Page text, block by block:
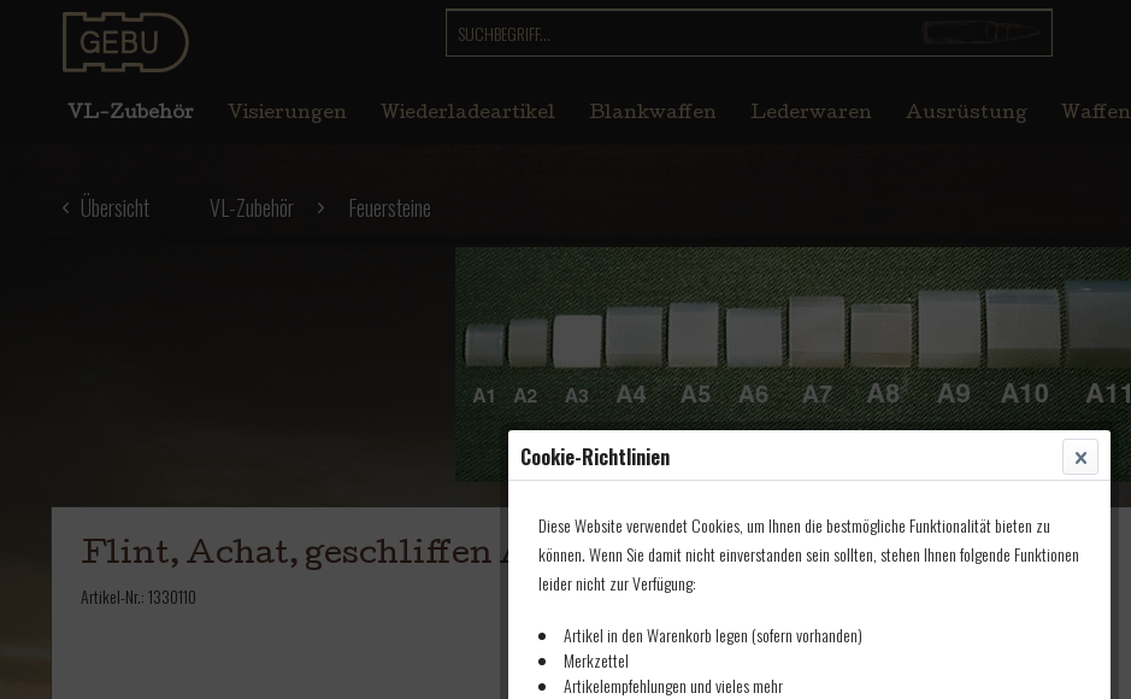
VL-Zubehör Visierungen Wiederladeartikel Blankwaffen Lederwaren Ausrüstung Waffen
Übersicht VL-Zubehör Feuersteine
Flint, Achat, geschliffen A11 24x30x5,0
Artikel-Nr.:1330110
Cookie-Richtlinien
Diese Website verwendet Cookies, um Ihnen die bestmögliche Funktionalität bieten zu
können. Wenn Sie damit nicht einverstanden sein sollten, stehen Ihnen folgende Funktionen
leider nicht zur Verfügung:
Artikel in den Warenkorb legen (sofern vorhanden)
Merkzettel
Artikelempfehlungen und vieles mehr